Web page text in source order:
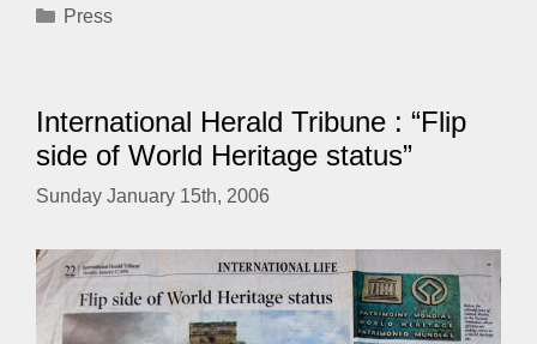
Categories
Press
International Herald Tribune : “Flip
side of World Heritage status”
Sunday January 15th, 2006